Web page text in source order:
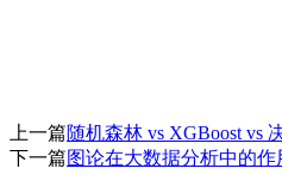
上一篇随机森林 vs XGBoost vs
下一篇图论在大数据分析中的作